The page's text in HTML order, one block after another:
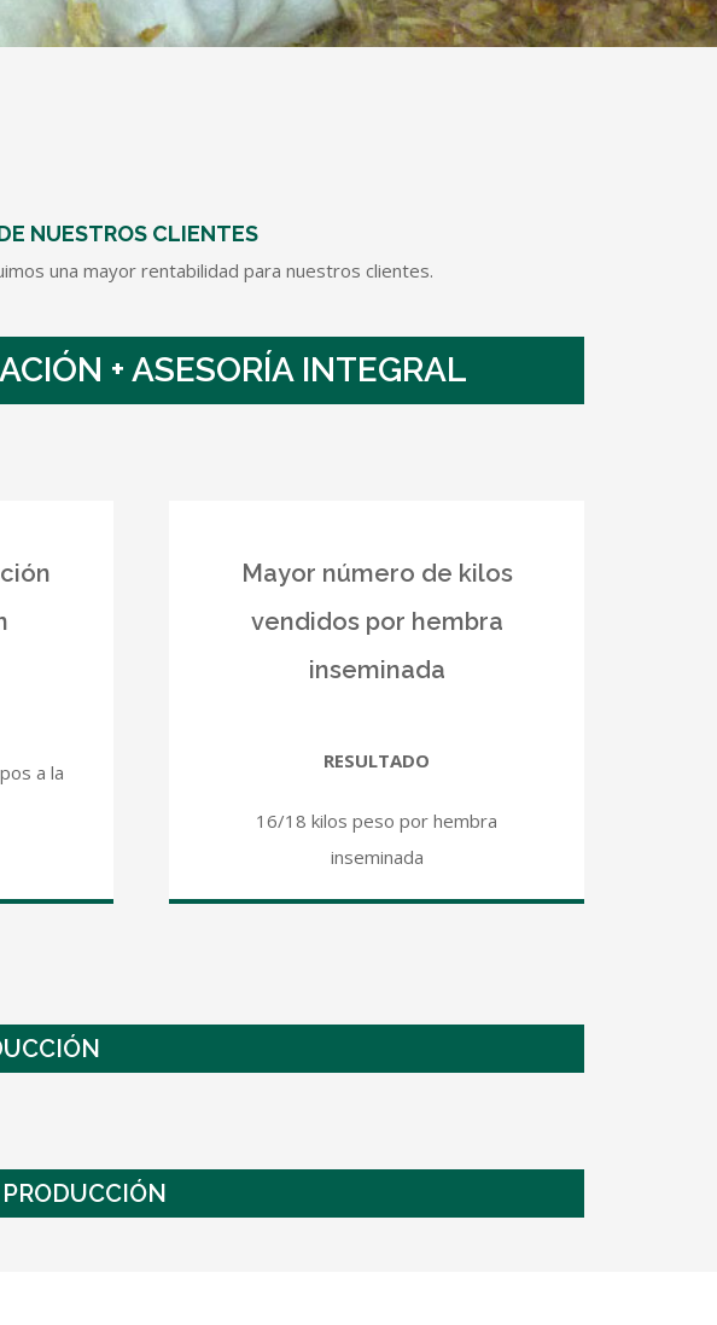
NUESTROS CLIENTES
una mayor rentabilidad para nuestros clientes.
+ ASESORÍA INTEGRAL
a la
Mayor número de kilos
vendidos por hembra
inseminada
RESULTADO
16/18 kilos peso por hembra
inseminada